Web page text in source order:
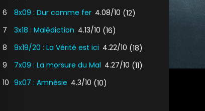
6
8x09 : Dur comme fer 4.08/10 (12)
7
3x18 : Malédiction 4.13/10 (16)
8
9x19/20 : La Vérité est ici 4.22/10 (18)
9
7x09 : La morsure du Mal 4.27/10 (11)
10 9x07 : Amnésie 4.3/10 (10)